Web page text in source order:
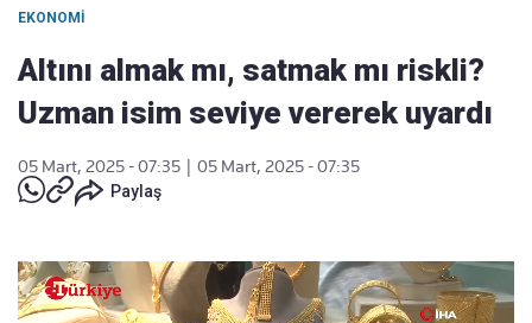
EKONOMI
Altını almak mı, satmak mı riskli?
Uzman isim seviye vererek uyardı
05 Mart, 2025 - 07:35
05 Mart, 2025 - 07:35
Paylaş